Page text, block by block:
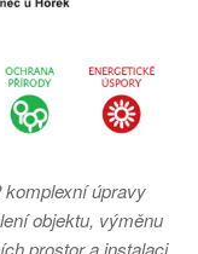
komplexní úpravy
objektu, výměnu
prostor a instalaci